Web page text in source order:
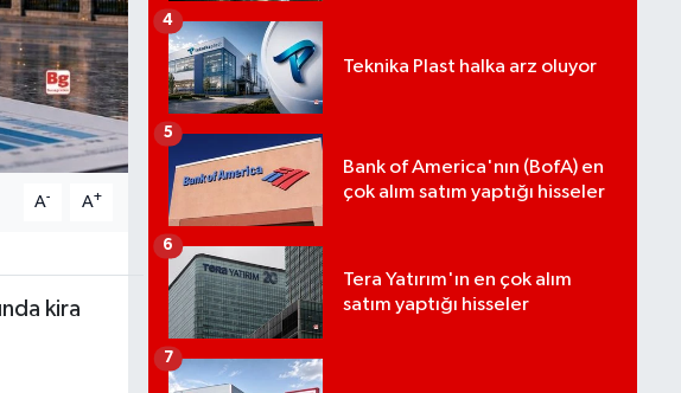
A- A+
kira
Teknika Plast halka arz oluyor
4
Bank of America'nın (BofA) en
çok alım satım yaptığı hisseler
5
Tera Yatırım'ın en çok alım
satım yaptığı hisseler
6
7